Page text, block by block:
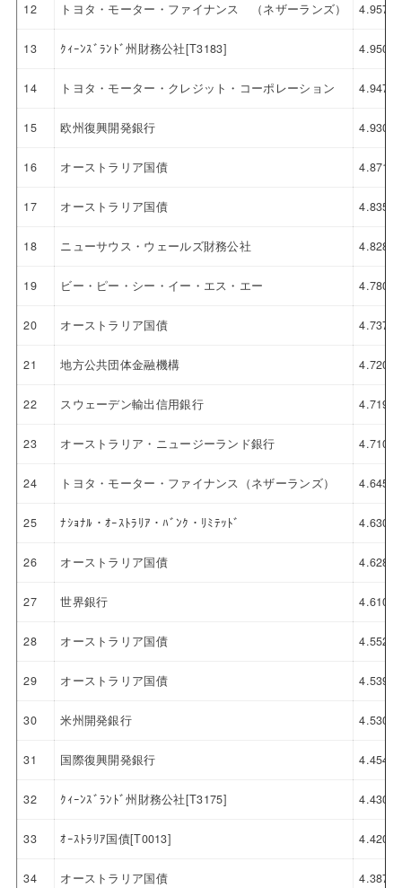
12 トヨタ・モーター・ファイナンス （ネザーランズ） 4.957
13 ｸｨｰﾝｽﾞﾗﾝﾄﾞ州財務公社[T3183] 4.950
14 トヨタ・モーター・クレジット・コーポレーション 4.947
15 欧州復興開発銀行 4.930
16 オーストラリア国債 4.871
17 オーストラリア国債 4.835
18 ニューサウス・ウェールズ財務公社 4.828
19 ビー・ピー・シー・イー・エス・エー 4.780
20 オーストラリア国債 4.737
21 地方公共団体金融機構 4.720
22 スウェーデン輸出信用銀行 4.719
23 オーストラリア・ニュージーランド銀行 4.710
24 トヨタ・モーター・ファイナンス（ネザーランズ） 4.645
25 ﾅｼｮﾅﾙ・ｵｰｽﾄﾗﾘｱ・ﾊﾞﾝｸ・ﾘﾐﾃｯﾄﾞ 4.630
26 オーストラリア国債 4.628
27 世界銀行 4.610
28 オーストラリア国債 4.552
29 オーストラリア国債 4.539
30 米州開発銀行 4.530
31 国際復興開発銀行 4.454
32 ｸｨｰﾝｽﾞﾗﾝﾄﾞ州財務公社[T3175] 4.430
33 ｵｰｽﾄﾗﾘｱ国債[T0013] 4.420
34 オーストラリア国債 4.387